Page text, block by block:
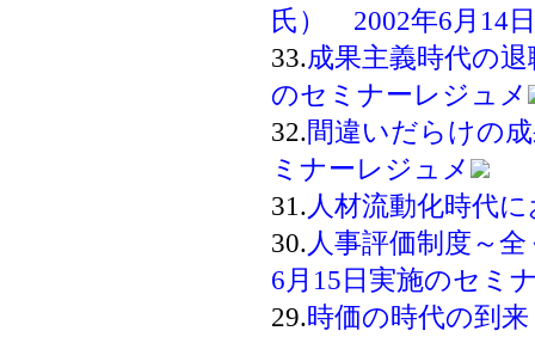
氏） 2002年6月14
33.成果主義時代の
のセミナーレジュメ
32.間違いだらけの
ミナーレジュメ
31. 人材流動化時代
30. 人事評価制度～
6月15日実施のセミ
29.時価の時代の到